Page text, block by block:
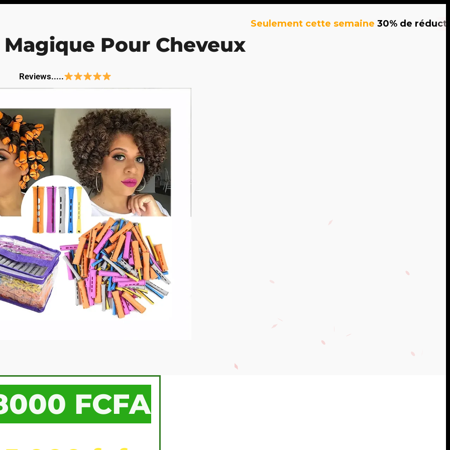
Seulement cette semaine30% de réduction sur
Pour Cheveux
Reviews.....
FCFA